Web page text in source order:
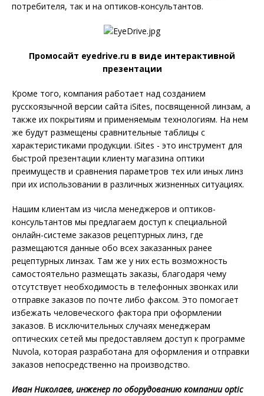
потребителя, так и на оптиков-консультантов.
Промосайт eyedrive.ru в виде интерактивной
презентации
Кроме того, компания работает над созданием
русскоязычной версии сайта iSites, посвященной линзам, а
также их покрытиям и применяемым технологиям. На нем
же будут размещены сравнительные таблицы с
характеристиками продукции. iSites - это инструмент для
быстрой презентации клиенту магазина оптики
преимуществ и сравнения параметров тех или иных линз
при их использовании в различных жизненных ситуациях.
Нашим клиентам из числа менеджеров и оптиков-
консультантов мы предлагаем доступ к специальной
онлайн-системе заказов рецептурных линз, где
размещаются данные обо всех заказанных ранее
рецептурных линзах. Там же у них есть возможность
самостоятельно размещать заказы, благодаря чему
отсутствует необходимость в телефонных звонках или
отправке заказов по почте либо факсом. Это помогает
избежать человеческого фактора при оформлении
заказов. В исключительных случаях менеджерам
оптических сетей мы предоставляем доступ к программе
Nuvola, которая разработана для оформления и отправки
заказов непосредственно на производство.
Иван Николаев, инженер по оборудованию компании optic